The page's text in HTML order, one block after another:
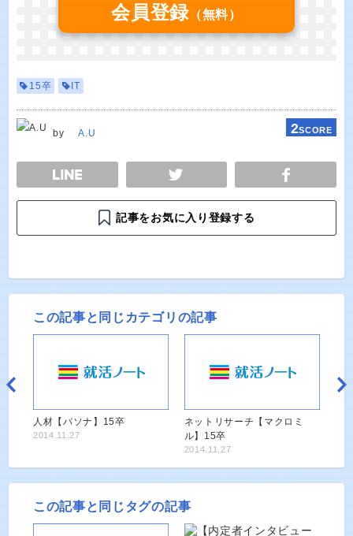
会員登録 （無料）
15卒 IT
by A.U 2SCORE
TWEET
記事をお気に入り登録する
この記事と同じカテゴリの記事
人材【パソナ】15卒
2014.11.27
ネットリサーチ【マクロミ
ル】15卒
2014.11.27
この記事と同じタグの記事